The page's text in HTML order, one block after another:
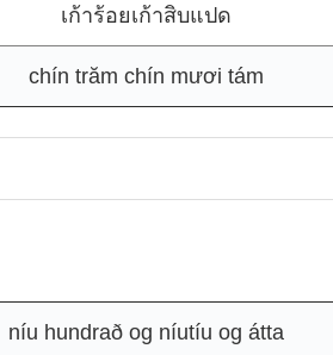
เก้าร้อยเก้าสิบแปด
chín trăm chín mươi tám
níu hundrað og níutíu og átta